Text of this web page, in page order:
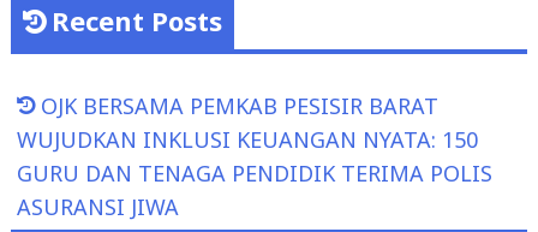
Recent Posts
OJK BERSAMA PEMKAB PESISIR BARAT
WUJUDKAN INKLUSI KEUANGAN NYATA: 150
GURU DAN TENAGA PENDIDIK TERIMA POLIS
ASURANSI JIWA